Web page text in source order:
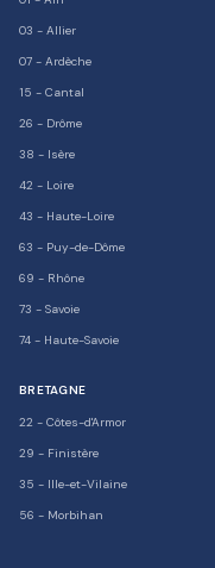
03 - Allier
07 - Ardèche
15 - Cantal
26 - Drôme
38 - Isère
42 - Loire
43 - Haute-Loire
63 - Puy-de-Dôme
69 - Rhône
73 - Savoie
74 - Haute-Savoie
BRETAGNE
22 - Côtes-d'Armor
29 - Finistère
35 - Ille-et-Vilaine
56 - Morbihan